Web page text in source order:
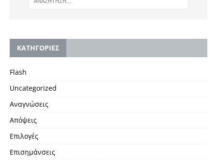
KΑΤΗΓΟΡΙΕΣ
Flash
Uncategorized
Αναγνώσεις
Απόψεις
Επιλογές
Επισημάνσεις